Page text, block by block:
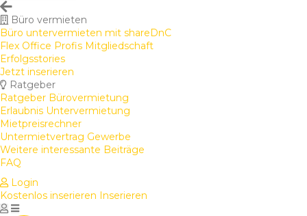
Büro vermieten
Büro untervermieten mit shareDnC
Flex Office Profis Mitgliedschaft
Erfolgsstories
Jetzt inserieren
Ratgeber
Ratgeber Bürovermietung
Erlaubnis Untervermietung
Mietpreisrechner
Untermietvertrag Gewerbe
Weitere interessante Beiträge
FAQ
Login
Kostenlos inserieren Inserieren